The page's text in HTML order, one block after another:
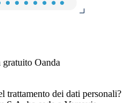
Oanda
trattamento dei dati personali?